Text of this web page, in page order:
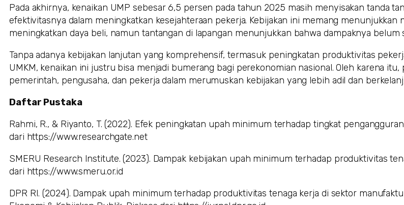
Pada akhirnya, kenaikan UMP sebesar 6,5 persen pada tahun 2025 masih menyisakan tanda
efektivitasnya dalam meningkatkan kesejahteraan pekerja. Kebijakan ini memang
meningkatkan daya beli, namun tantangan di lapangan menunjukkan bahwa dampaknya belum
Tanpa adanya kebijakan lanjutan yang komprehensif, termasuk peningkatan produktivitas
UMKM, kenaikan ini justru bisa menjadi bumerang bagi perekonomian nasional. Oleh karena
pemerintah, pengusaha, dan pekerja dalam merumuskan kebijakan yang lebih adil dan
Daftar Pustaka
Rahmi, R., & Riyanto, T. (2022). Efek peningkatan upah minimum terhadap tingkat
dari https://www.researchgate.net
SMERU Research Institute. (2023). Dampak kebijakan upah minimum terhadap produktivitas
dari https://www.smeru.or.id
DPR RI. (2024). Dampak upah minimum terhadap produktivitas tenaga kerja di sektor